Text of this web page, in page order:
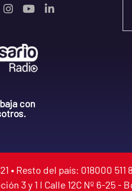
con
• Resto del país: 018000 511
3 y 1 I Calle 12C Nº 6-25 -